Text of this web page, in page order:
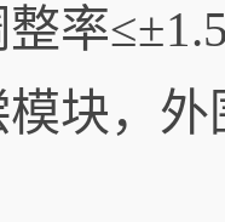
率
块，